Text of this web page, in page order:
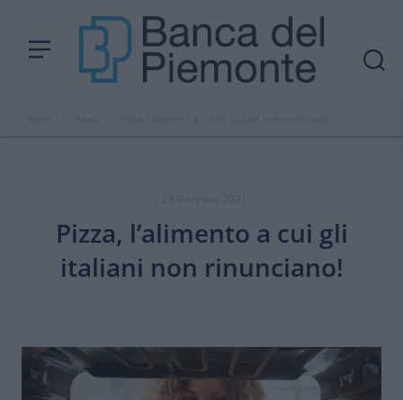
Pizza, l’alimento a cui gli
italiani non rinunciano!